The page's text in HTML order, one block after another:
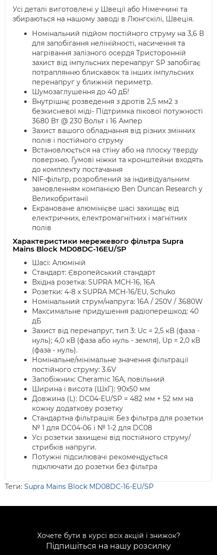
Усі деталі виготовлені у Швеції або Німеччині та
збираються на нашому заводі в Люнгскілі, Швеція.
Номінальний підйом постійного струму на 3,6 В
для запобігання нелінійності, насичення та
нагрівання залізного осердя Тристоронній
захист від імпульсних перенапруг SP запобігає
потраплянню блискавок та інших імпульсних
перенапруг у ближній периметр.
Шумозаглушення до 40 дБ!
Внутрішнє розведення з дротів 2,5 мм2 з
безкисневої міді- Підтримка пікової потужності
3680 Вт @ 230 Вольт і 16 Ампер
Захист вашого обладнання від різних змінних
полів і постійного струму
Встановлюється на стіну або на плоску тверду
поверхню. Гумові ніжки та кронштейни входять
до комплекту постачання
NIF-фільтр, розроблений за індивідуальним
замовленням компанією Ben Duncan Research у
Великобританії
Екрановане алюмінієве шасі захищає від
електричних, електромагнітних і магнітних
полів
Характеристики мережевого фільтра Supra
Mains Block MD08DC-16EU/SP
Шасі: Алюміній
Стандарт: Європейський стандарт
Вхідна розетка: SUPRA MCH-16, 16A
Розетки: 4-8 x SUPRA MCH-16/EU, Schuko
Номінальний струм/напруга: 16A / 250V / 3680W
Максимальне придушення радіоперешкод: 40
дБ
Захист від перенапруг, тип 3: Uc = 2,5 кВ (фаза -
нуль); 4,0 кВ (фаза або нуль - земля), Up = 2,0 кВ
(фаза - нуль).
Номінальне/мінімальне значення фільтрації
постійного струму: 3.6V
Запобіжник: Cheramic 16A, повільний
Ширина і висота (ШхГ): 90x50 мм
Довжина (L): DC04-EU/SP = 482 мм + 52 мм на
кожну додаткову розетку
Стандартна фільтрація: Без фільтра для розетки
№ 1 для DC04-06 і № 1-2 для DC08
Усі розетки захищені від постійного струму/
стрибків напруги.
Потужні підсилювачі рекомендується
підключати до розетки без фільтра
Теги: Supra Mains Block MD08DC-16-EU/SP
Хочете бути в курсі всіх акцій і знижок?
Підпишіться на нашу розсилку